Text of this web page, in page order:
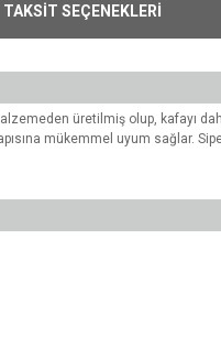
TAKSİT SEÇENEKLERİ
üretilmiş olup, kafayı
mükemmel uyum sağlar. Siper